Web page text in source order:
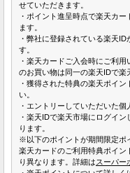
せていただきます。
・ポイント進呈時点で楽天カ
ます。
・弊社に登録されている楽天
す。
・楽天カードご入会時にご利
のお買い物は同一の楽天IDで楽
・獲得された特典の楽天ポイ
い。
・エントリーしていただいた
・楽天IDで楽天市場にログイ
ります。
※以下のポイントが期間限定ポ
楽天カードのご利用特典ポイン
り異なります。詳細はスーパー